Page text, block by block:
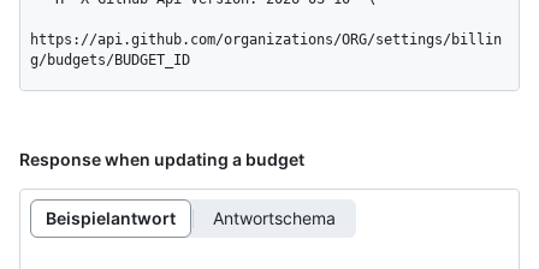
https://api.github.com/organizations/ORG/settings/billin
g/budgets/BUDGET_ID
Response when updating a budget
Beispielantwort Antwortschema